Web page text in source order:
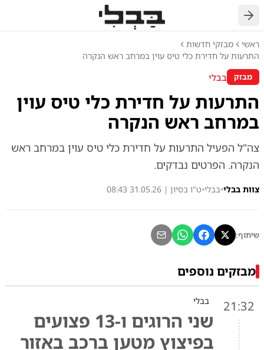
חזרה
ראשי
מבזקי חדשות
התרעות על חדירת כלי טיס עוין במרחב ראש הנקרה
מבזק בבלי
התרעות על חדירת כלי טיס עוין
במרחב ראש הנקרה
צה"ל הפעיל התרעות על חדירת כלי טיס עוין במרחב ראש
הנקרה. הפרטים נבדקים.
צוות בבלי•בבלי•ט"ו בסיון | 31.05.26 08:43
שיתוף:
מבזקים נוספים
21:32 בבלי
שני הרוגים ו-13 פצועים
בפיצוץ מטען ברכב באזור